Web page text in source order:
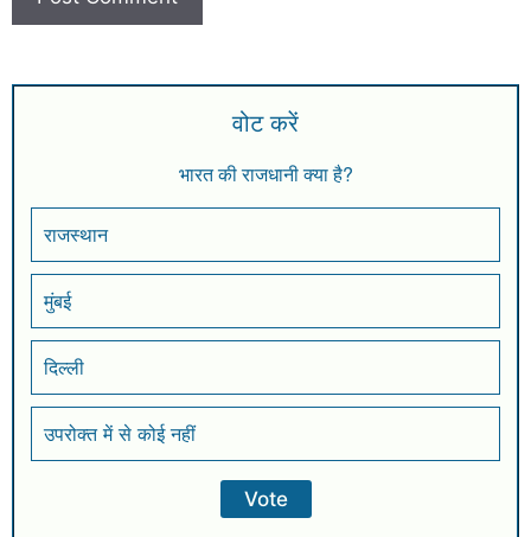
वोट करें
भारत की राजधानी क्या है?
राजस्थान
मुंबई
दिल्ली
उपरोक्त में से कोई नहीं